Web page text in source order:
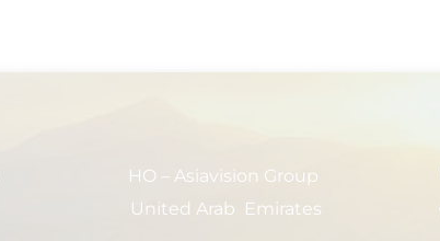
HO – Asiavision Group
United Arab Emirates